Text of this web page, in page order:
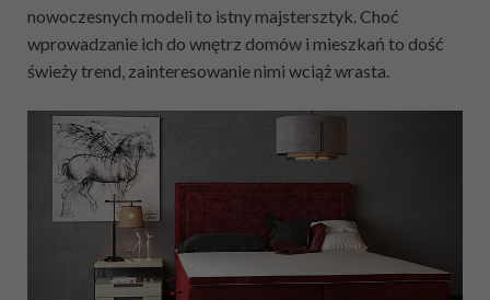
nowoczesnych modeli to istny majstersztyk. Choć
wprowadzanie ich do wnętrz domów i mieszkań to dość
świeży trend, zainteresowanie nimi wciąż wrasta.